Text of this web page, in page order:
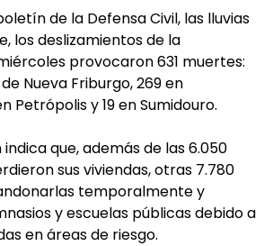
de la Defensa Civil, las lluvias
los deslizamientos de la
provocaron 631 muertes:
Nueva Friburgo, 269 en
Petrópolis y 19 en Sumidouro.
que, además de las 6.050
sus viviendas, otras 7.780
temporalmente y
y escuelas públicas debido a
en áreas de riesgo.